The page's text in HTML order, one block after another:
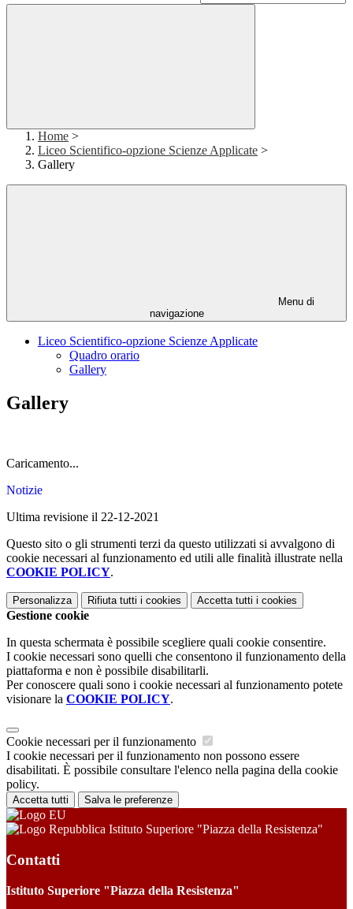
Home >
Liceo Scientifico-opzione Scienze Applicate >
Gallery
Menu di
navigazione
Liceo Scientifico-opzione Scienze Applicate
Quadro orario
Gallery
Gallery
Caricamento...
Notizie
Ultima revisione il 22-12-2021
Questo sito o gli strumenti terzi da questo utilizzati si avvalgono di
cookie necessari al funzionamento ed utili alle finalità illustrate nella
COOKIE POLICY.
Personalizza Rifiuta tutti i cookies Accetta tutti i cookies
Gestione cookie
In questa schermata è possibile scegliere quali cookie consentire.
I cookie necessari sono quelli che consentono il funzionamento della
piattaforma e non è possibile disabilitarli.
Per conoscere quali sono i cookie necessari al funzionamento potete
visionare la COOKIE POLICY.
Cookie necessari per il funzionamento
I cookie necessari per il funzionamento non possono essere
disabilitati. È possibile consultare l'elenco nella pagina della cookie
policy.
Accetta tutti Salva le preferenze
Istituto Superiore "Piazza della Resistenza"
Contatti
Istituto Superiore "Piazza della Resistenza"